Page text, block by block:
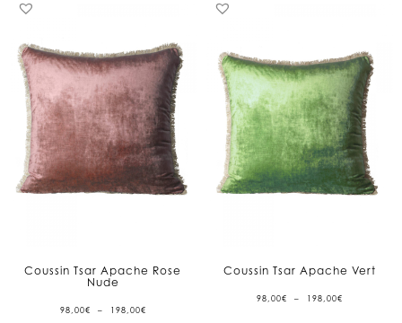
Coussin Tsar Apache Rose
Nude
98,00€ – 198,00€PLAGE
DE
Coussin Tsar Apache Vert
98,00€ – 198,00€PLAGE
DE